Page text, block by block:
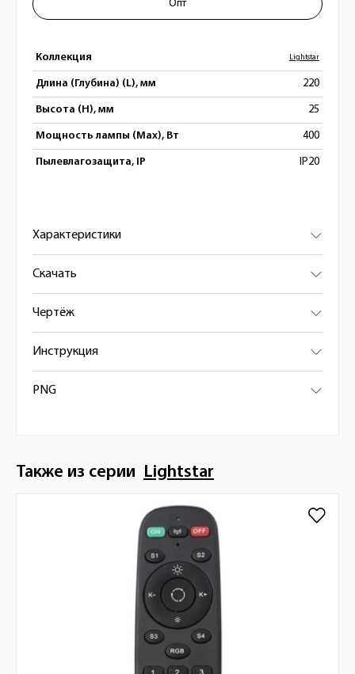
Коллекция Lightstar
Длина (Глубина) (L), мм 220
Высота (H), мм 25
Мощность лампы (Max), Вт 400
Пылевлагозащита, IP IP20
Опт
Характеристики
Скачать
Чертёж
Инструкция
PNG
Также из серии Lightstar